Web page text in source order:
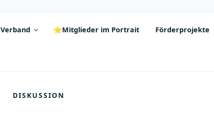
Verband ⭐Mitglieder im Portrait Förderprojekte
DISKUSSION